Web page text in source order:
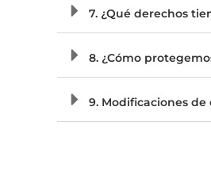
7. ¿Qué derechos
8. ¿Cómo
9. Modificaciones